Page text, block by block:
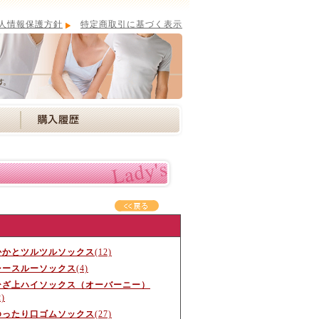
特定商取引に基づく表示
情報保護方針
かとツルツルソックス(12)
ースルーソックス(4)
ざ上ハイソックス（オーバーニー）
ったり口ゴムソックス(27)